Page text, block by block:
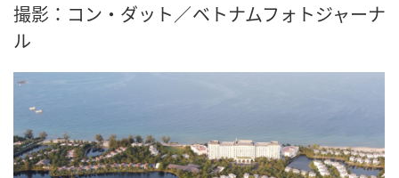
撮影：コン・ダット／ベトナムフォトジャーナ
ル